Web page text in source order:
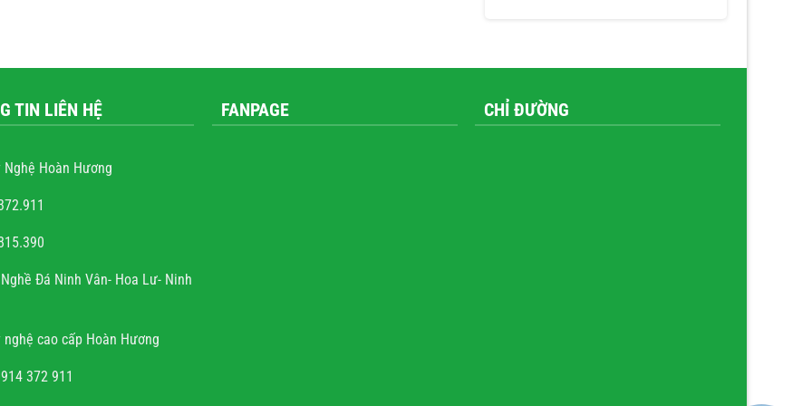
văn trọng
sự tài hoa của người
hẹn, chất lượng, uy
tín.
TIN LIÊN HỆ
Nghệ Hoàn Hương
Đá Ninh Vân- Hoa Lư- Ninh
nghệ cao cấp Hoàn Hương
372 911
FANPAGE CHỈ ĐƯỜNG